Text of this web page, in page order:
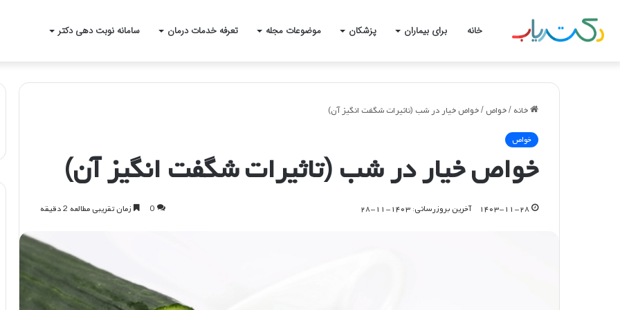
خانه برای بیماران پزشکان موضوعات مجله تعرفه خدمات درمان سامانه نوبت دهی دکتر
خانه /خواص/خواص خیار در شب (تاثیرات شگفت انگیز آن)
خواص
خواص خیار در شب (تاثیرات شگفت انگیز آن)
۱۴۰۳-۱۱-۲۸ آخرین بروزرسانی: ۱۴۰۳-۱۱-۲۸ 0 زمان تقریبی مطالعه 2 دقیقه